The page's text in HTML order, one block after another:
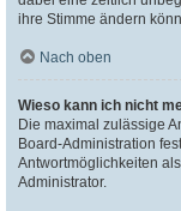
ihre Stimme ändern
Nach oben
Wieso kann ich nicht
Die maximal zulässige
Board-Administration
Antwortmöglichkeiten
Administrator.